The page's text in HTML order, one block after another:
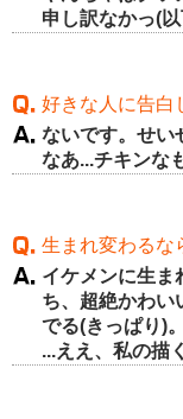
申し訳なかっ(
好きな人に告白
ないです。せい
なあ...チキンな
生まれ変わるな
イケメンに生ま
ち、超絶かわい
でる(きっぱり)。
...ええ、私の描